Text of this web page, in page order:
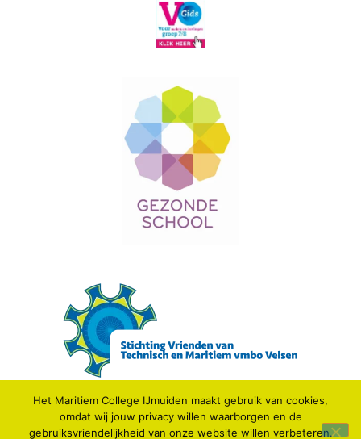
© 2021 MARITIEM COLLEGE IJMUIDEN.
Het Maritiem College IJmuiden maakt gebruik van cookies,
omdat wij jouw privacy willen waarborgen en de
gebruiksvriendelijkheid van onze website willen verbeteren.